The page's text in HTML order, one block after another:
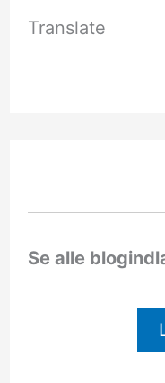
Translate
Se alle